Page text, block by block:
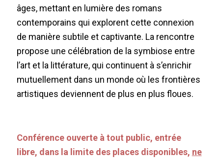
âges, mettant en lumière des romans
contemporains qui explorent cette connexion
de manière subtile et captivante. La rencontre
propose une célébration de la symbiose entre
l’art et la littérature, qui continuent à s’enrichir
mutuellement dans un monde où les frontières
artistiques deviennent de plus en plus floues.
Conférence ouverte à tout public, entrée
libre, dans la limite des places disponibles, ne